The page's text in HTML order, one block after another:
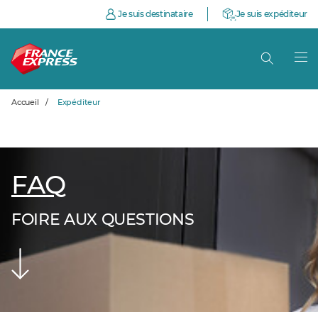
Je suis destinataire Je suis expéditeur
Accueil / Expéditeur
FAQ
FOIRE AUX QUESTIONS